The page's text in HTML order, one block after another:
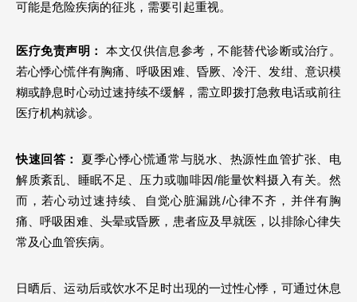
可能是危险疾病的征兆，需要引起重视。
医疗免责声明：
本文仅供信息参考，不能替代诊断或治疗。
若心悸心慌伴有胸痛、呼吸困难、昏厥、冷汗、发绀、意识模
糊或静息时心动过速持续不缓解，需立即拨打急救电话或前往
医疗机构就诊。
快速回答：
夏季心悸心慌通常与脱水、热源性血管扩张、电
解质紊乱、睡眠不足、压力或咖啡因/能量饮料摄入有关。然
而，若心动过速持续、自觉心脏漏跳/心律不齐，并伴有胸
痛、呼吸困难、头晕或昏厥，患者应及早就医，以排除心律失
常及心血管疾病。
日晒后、运动后或饮水不足时出现的一过性心悸，可通过休息